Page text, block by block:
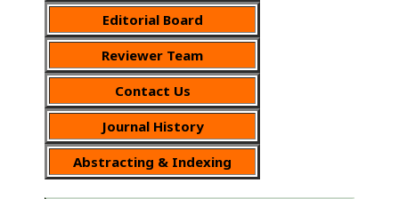
Editorial Board
Reviewer Team
Contact Us
Journal History
Abstracting & Indexing